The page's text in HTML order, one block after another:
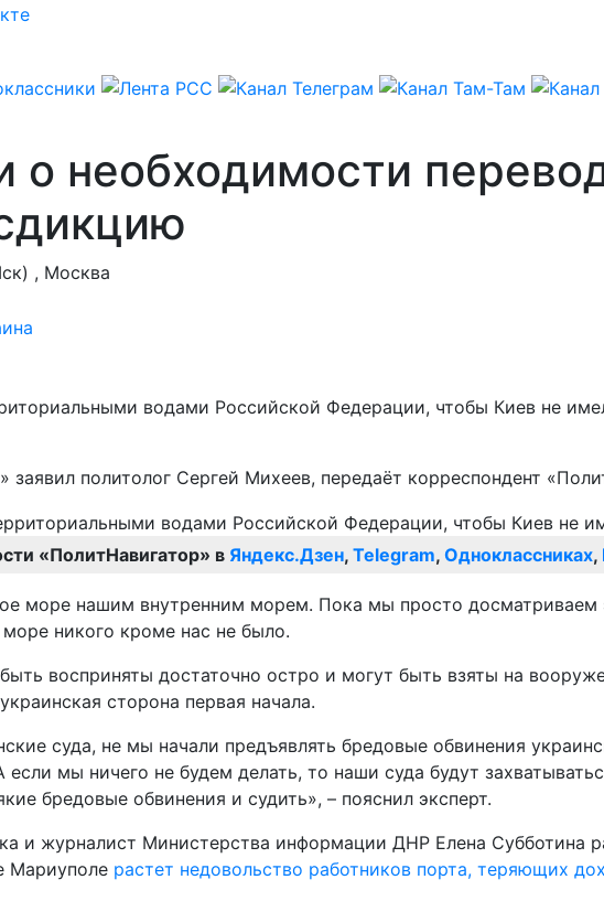
о необходимости
, Москва
водами Российской Федерации, чтобы Киев не
политолог Сергей Михеев, передаёт корреспондент
«ПолитНавигатор» в Яндекс.Дзен, Telegram, Одноклассниках,
море нашим внутренним морем. Пока мы просто досматриваем
никого кроме нас не было.
восприняты достаточно остро и могут быть взяты на
сторона первая начала.
суда, не мы начали предъявлять бредовые обвинения
мы ничего не будем делать, то наши суда будут
бредовые обвинения и судить», – пояснил эксперт.
и журналист Министерства информации ДНР Елена Субботина
Мариуполе растет недовольство работников порта, теряющих